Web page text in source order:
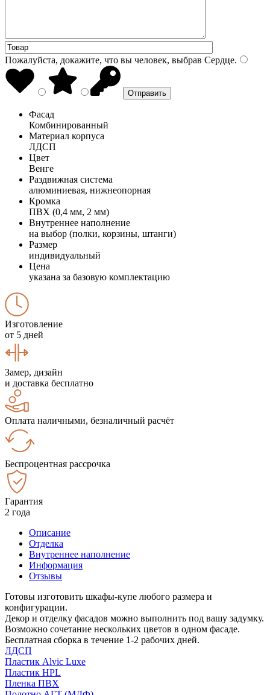
Пожалуйста, докажите, что вы человек, выбрав Сердце.
Фасад
Комбинированный
Материал корпуса
ЛДСП
Цвет
Венге
Раздвижная система
алюминиевая, нижнеопорная
Кромка
ПВХ (0,4 мм, 2 мм)
Внутреннее наполнение
на выбор (полки, корзины, штанги)
Размер
индивидуальный
Цена
указана за базовую комплектацию
Изготовление
от 5 дней
Замер, дизайн
и доставка бесплатно
Оплата наличными, безналичный расчёт
Беспроцентная рассрочка
Гарантия
2 года
Описание
Отделка
Внутреннее наполнение
Информация
Отзывы
Готовы изготовить шкафы-купе любого размера и
конфигурации.
Декор и отделку фасадов можно выполнить под вашу задумку.
Возможно сочетание нескольких цветов в одном фасаде.
Бесплатная сборка в течение 1-2 рабочих дней.
ЛДСП
Пластик Alvic Luxe
Пластик HPL
Пленка ПВХ